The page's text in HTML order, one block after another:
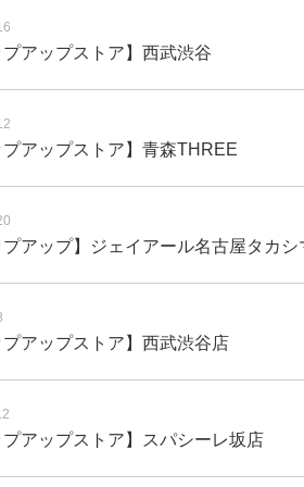
プアップストア】西武渋谷
プアップストア】青森THREE
プアップ】ジェイアール名古屋タカシ
プアップストア】西武渋谷店
プアップストア】スパシーレ坂店